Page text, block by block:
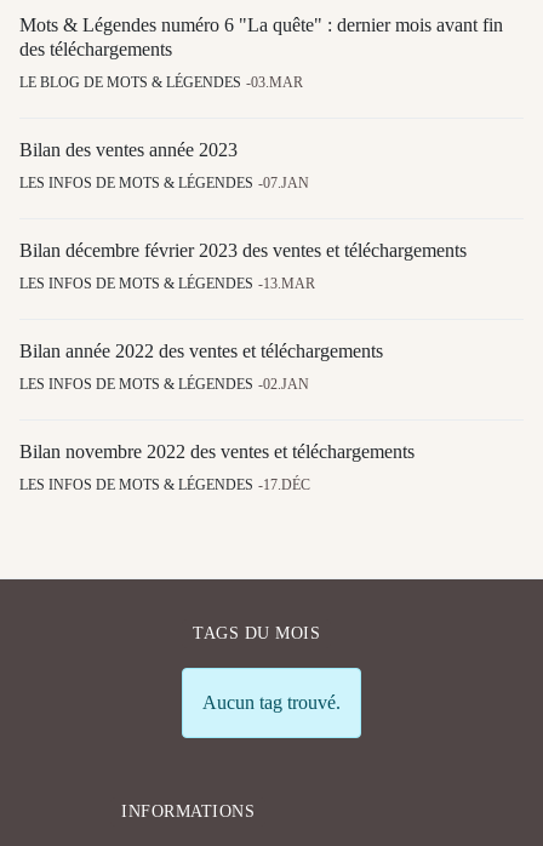
Mots & Légendes numéro 6 "La quête" : dernier mois avant fin
des téléchargements
LE BLOG DE MOTS & LÉGENDES 03.MAR
Bilan des ventes année 2023
LES INFOS DE MOTS & LÉGENDES 07.JAN
Bilan décembre février 2023 des ventes et téléchargements
LES INFOS DE MOTS & LÉGENDES 13.MAR
Bilan année 2022 des ventes et téléchargements
LES INFOS DE MOTS & LÉGENDES 02.JAN
Bilan novembre 2022 des ventes et téléchargements
LES INFOS DE MOTS & LÉGENDES 17.DÉC
TAGS DU MOIS
Info
Aucun tag trouvé.
INFORMATIONS